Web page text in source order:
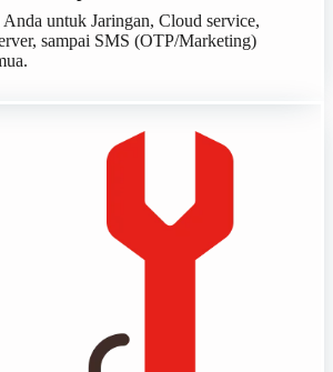
Anda untuk Jaringan, Cloud service,
sampai SMS (OTP/Marketing)